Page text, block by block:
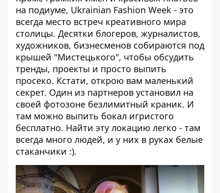
на подиуме, Ukrainian Fashion Week - это
всегда место встреч креативного мира
столицы. Десятки блогеров, журналистов,
художников, бизнесменов собираются под
крышей "Мистецького", чтобы обсудить
тренды, проекты и просто выпить
просеко. Кстати, открою вам маленький
секрет. Один из партнеров установил на
своей фотозоне безлимитный краник. И
там можно выпить бокал игристого
бесплатно. Найти эту локацию легко - там
всегда много людей, и у них в руках белые
стаканчики :).